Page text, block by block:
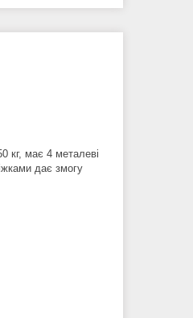
кг, має 4 металеві
дає змогу